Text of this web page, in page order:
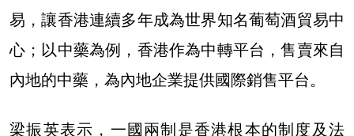
易，讓香港連續多年成為世界知名葡萄酒貿易中
心；以中藥為例，香港作為中轉平台，售賣來自
內地的中藥，為內地企業提供國際銷售平台。
梁振英表示，一國兩制是香港根本的制度及法